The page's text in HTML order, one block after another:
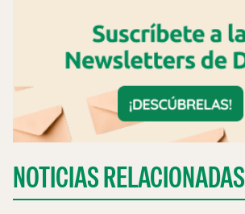
NOTICIAS RELACIONADAS